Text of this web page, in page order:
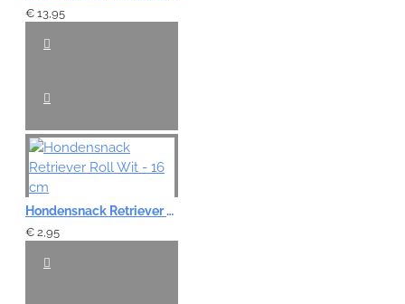
€ 13,95
Hondensnack Retriever Roll Wit - 16 cm
€ 2,95